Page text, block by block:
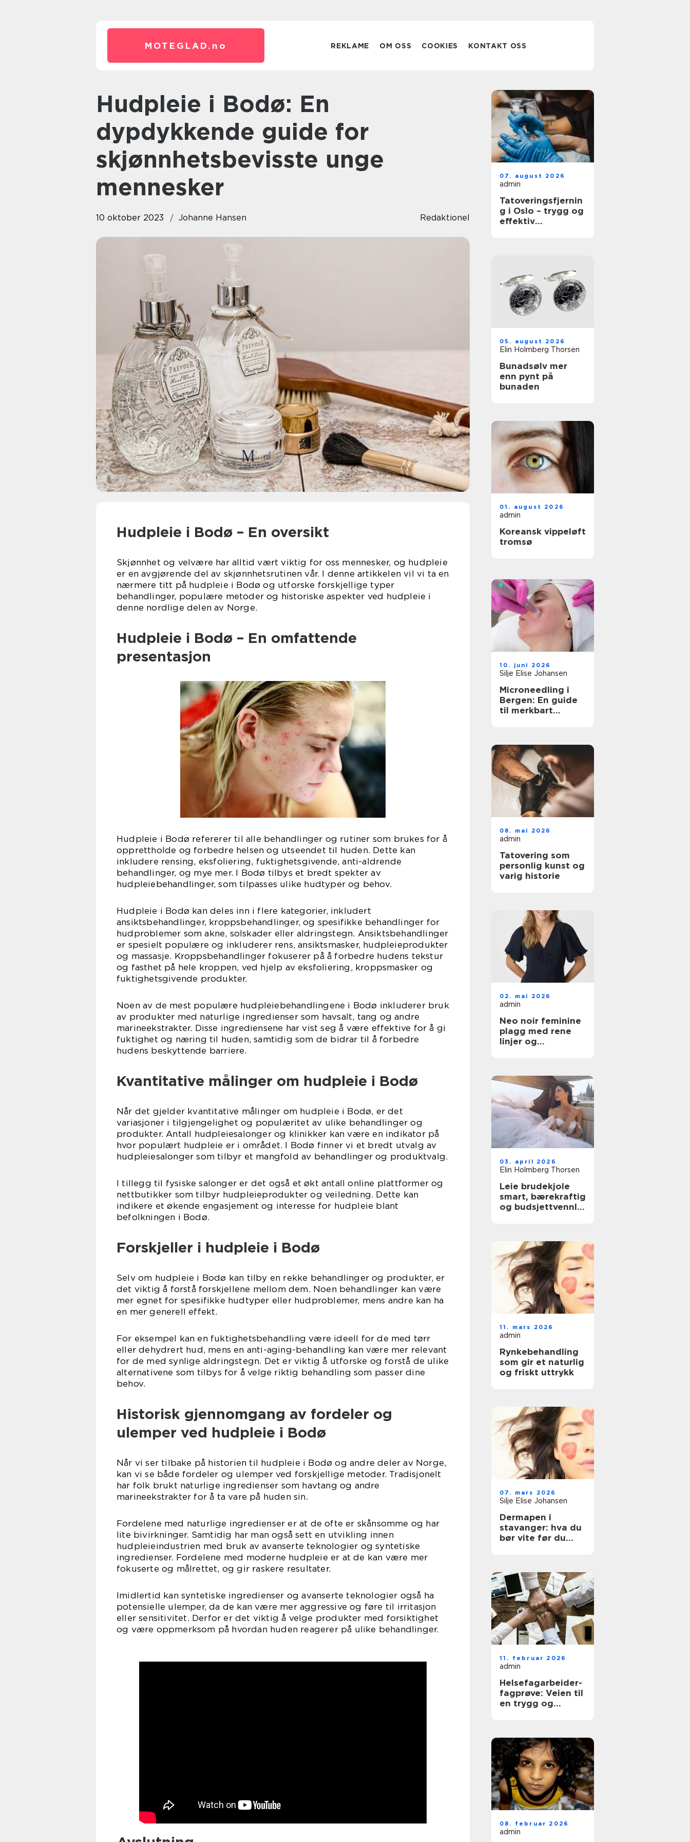
MOTEGLAD. no REKLAME OM OSS COOKIES KONTAKT OSS
Hudpleie i Bodø: En
dypdykkende guide for
skjønnhetsbevisste unge
mennesker
10 oktober 2023 Johanne Hansen Redaktionel
Hudpleie i Bodø – En oversikt
Skjønnhet og velvære har alltid vært viktig for oss mennesker, og hudpleie
er en avgjørende del av skjønnhetsrutinen vår. I denne artikkelen vil vi ta en
nærmere titt på hudpleie i Bodø og utforske forskjellige typer
behandlinger, populære metoder og historiske aspekter ved hudpleie i
denne nordlige delen av Norge.
Hudpleie i Bodø – En omfattende
presentasjon
Hudpleie i Bodø refererer til alle behandlinger og rutiner som brukes for å
opprettholde og forbedre helsen og utseendet til huden. Dette kan
inkludere rensing, eksfoliering, fuktighetsgivende, anti-aldrende
behandlinger, og mye mer. I Bodø tilbys et bredt spekter av
hudpleiebehandlinger, som tilpasses ulike hudtyper og behov.
Hudpleie i Bodø kan deles inn i flere kategorier, inkludert
ansiktsbehandlinger, kroppsbehandlinger, og spesifikke behandlinger for
hudproblemer som akne, solskader eller aldringstegn. Ansiktsbehandlinger
er spesielt populære og inkluderer rens, ansiktsmasker, hudpleieprodukter
og massasje. Kroppsbehandlinger fokuserer på å forbedre hudens tekstur
og fasthet på hele kroppen, ved hjelp av eksfoliering, kroppsmasker og
fuktighetsgivende produkter.
Noen av de mest populære hudpleiebehandlingene i Bodø inkluderer bruk
av produkter med naturlige ingredienser som havsalt, tang og andre
marineekstrakter. Disse ingrediensene har vist seg å være effektive for å gi
fuktighet og næring til huden, samtidig som de bidrar til å forbedre
hudens beskyttende barriere.
Kvantitative målinger om hudpleie i Bodø
Når det gjelder kvantitative målinger om hudpleie i Bodø, er det
variasjoner i tilgjengelighet og populæritet av ulike behandlinger og
produkter. Antall hudpleiesalonger og klinikker kan være en indikator på
hvor populært hudpleie er i området. I Bodø finner vi et bredt utvalg av
hudpleiesalonger som tilbyr et mangfold av behandlinger og produktvalg.
I tillegg til fysiske salonger er det også et økt antall online plattformer og
nettbutikker som tilbyr hudpleieprodukter og veiledning. Dette kan
indikere et økende engasjement og interesse for hudpleie blant
befolkningen i Bodø.
Forskjeller i hudpleie i Bodø
Selv om hudpleie i Bodø kan tilby en rekke behandlinger og produkter, er
det viktig å forstå forskjellene mellom dem. Noen behandlinger kan være
mer egnet for spesifikke hudtyper eller hudproblemer, mens andre kan ha
en mer generell effekt.
For eksempel kan en fuktighetsbehandling være ideell for de med tørr
eller dehydrert hud, mens en anti-aging-behandling kan være mer relevant
for de med synlige aldringstegn. Det er viktig å utforske og forstå de ulike
alternativene som tilbys for å velge riktig behandling som passer dine
behov.
Historisk gjennomgang av fordeler og
ulemper ved hudpleie i Bodø
Når vi ser tilbake på historien til hudpleie i Bodø og andre deler av Norge,
kan vi se både fordeler og ulemper ved forskjellige metoder. Tradisjonelt
har folk brukt naturlige ingredienser som havtang og andre
marineekstrakter for å ta vare på huden sin.
Fordelene med naturlige ingredienser er at de ofte er skånsomme og har
lite bivirkninger. Samtidig har man også sett en utvikling innen
hudpleieindustrien med bruk av avanserte teknologier og syntetiske
ingredienser. Fordelene med moderne hudpleie er at de kan være mer
fokuserte og målrettet, og gir raskere resultater.
Imidlertid kan syntetiske ingredienser og avanserte teknologier også ha
potensielle ulemper, da de kan være mer aggressive og føre til irritasjon
eller sensitivitet. Derfor er det viktig å velge produkter med forsiktighet
og være oppmerksom på hvordan huden reagerer på ulike behandlinger.
07. august 2026
admin
Tatoveringsfjernin
g i Oslo – trygg og
effektiv
05. august 2026
Elin Holmberg Thorsen
Bunadsølv mer
enn pynt på
bunaden
01. august 2026
admin
Koreansk vippeløft
tromsø
10. juni 2026
Silje Elise Johansen
Microneedling i
Bergen: En guide
til merkbart
08. mai 2026
admin
Tatovering som
personlig kunst og
varig historie
02. mai 2026
admin
Neo noir feminine
plagg med rene
linjer og
03. april 2026
Elin Holmberg Thorsen
Leie brudekjole
smart, bærekraftig
og budsjettvennlig
11. mars 2026
admin
Rynkebehandling
som gir et naturlig
og friskt uttrykk
07. mars 2026
Silje Elise Johansen
Dermapen i
stavanger: hva du
bør vite før du
11. februar 2026
admin
Helsefagarbeider-
fagprøve: Veien til
en trygg og
08. februar 2026
admin